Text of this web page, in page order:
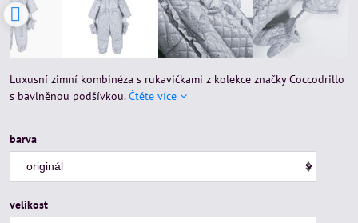
Luxusní zimní kombinéza s rukavičkami z kolekce značky Coccodrillo
s bavlněnou podšívkou.Čtěte více
barva
velikost